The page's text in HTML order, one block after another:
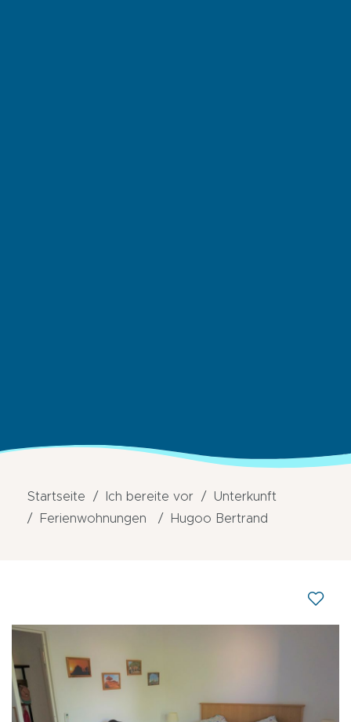
Startseite Ich bereite vor
Unterkunft
Ferienwohnungen
Hugoo Bertrand